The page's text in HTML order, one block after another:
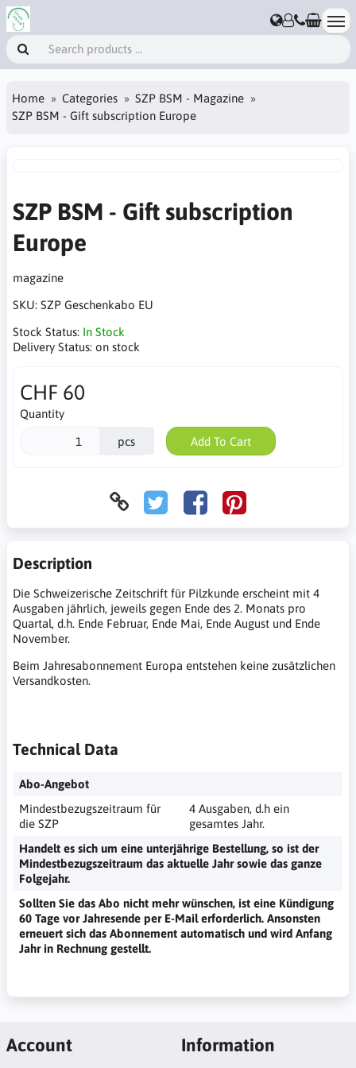
Home Categories
SZP BSM - Magazine
SZP BSM - Gift subscription Europe
SZP BSM - Gift subscription
Europe
magazine
SKU: SZP Geschenkabo EU
Stock Status: In Stock
Delivery Status: on stock
CHF 60
Quantity
pcs Add To Cart
Description
Die Schweizerische Zeitschrift für Pilzkunde erscheint mit 4
Ausgaben jährlich, jeweils gegen Ende des 2. Monats pro
Quartal, d.h. Ende Februar, Ende Mai, Ende August und Ende
November.
Beim Jahresabonnement Europa entstehen keine zusätzlichen
Versandkosten.
Technical Data
Abo-Angebot
Mindestbezugszeitraum für
die SZP
4 Ausgaben, d.h ein
gesamtes Jahr.
Handelt es sich um eine unterjährige Bestellung, so ist der
Mindestbezugszeitraum das aktuelle Jahr sowie das ganze
Folgejahr.
Sollten Sie das Abo nicht mehr wünschen, ist eine Kündigung
60 Tage vor Jahresende per E-Mail erforderlich. Ansonsten
erneuert sich das Abonnement automatisch und wird Anfang
Jahr in Rechnung gestellt.
Account Information